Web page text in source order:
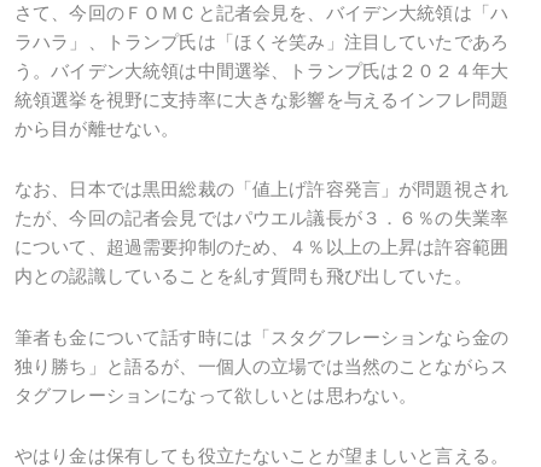
さて、今回のＦＯＭＣと記者会見を、バイデン大統領は「ハ
ラハラ」、トランプ氏は「ほくそ笑み」注目していたであろ
う。バイデン大統領は中間選挙、トランプ氏は２０２４年大
統領選挙を視野に支持率に大きな影響を与えるインフレ問題
から目が離せない。
なお、日本では黒田総裁の「値上げ許容発言」が問題視され
たが、今回の記者会見ではパウエル議長が３．６％の失業率
について、超過需要抑制のため、４％以上の上昇は許容範囲
内との認識していることを糺す質問も飛び出していた。
筆者も金について話す時には「スタグフレーションなら金の
独り勝ち」と語るが、一個人の立場では当然のことながらス
タグフレーションになって欲しいとは思わない。
やはり金は保有しても役立たないことが望ましいと言える。